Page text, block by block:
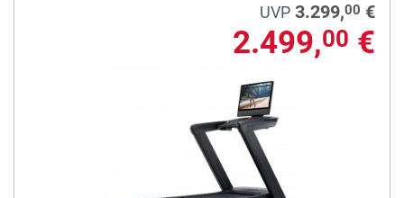
UVP 3.299,00 €
2.499,00 €